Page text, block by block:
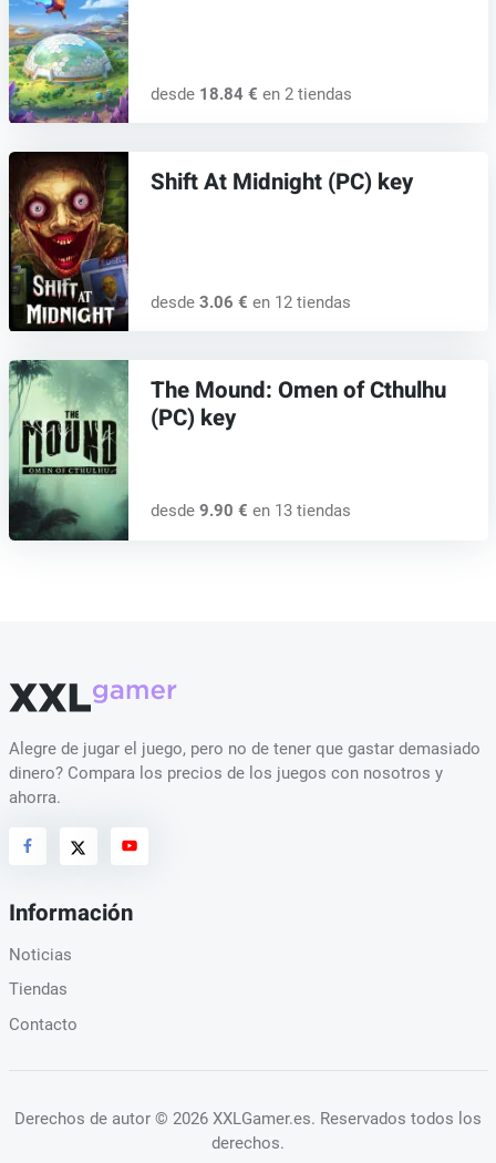
desde 18.84 € en 2 tiendas
Shift At Midnight (PC) key
desde 3.06 € en 12 tiendas
The Mound: Omen of Cthulhu
(PC) key
desde 9.90 € en 13 tiendas
Alegre de jugar el juego, pero no de tener que gastar demasiado
dinero? Compara los precios de los juegos con nosotros y
ahorra.
Información
Noticias
Tiendas
Contacto
Derechos de autor © 2026 XXLGamer.es. Reservados todos los
derechos.